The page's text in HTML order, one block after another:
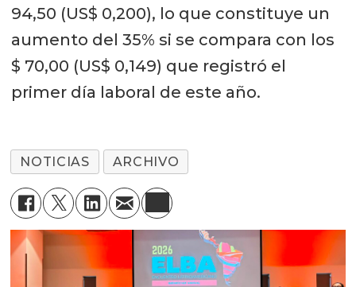
94,50 (US$ 0,200), lo que constituye un
aumento del 35% si se compara con los
$ 70,00 (US$ 0,149) que registró el
primer día laboral de este año.
NOTICIAS ARCHIVO